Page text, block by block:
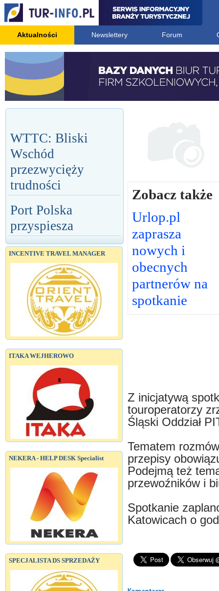
Aktualności Newslettery Forum
WTTC: Bliski
Wschód
przezwycięży
trudności
Port Polska
przyspiesza
INCENTIVE TRAVEL MANAGER
ITAKA WEJHEROWO
NEKERA - HELP DESK Specialist
SPECJALISTA DS SPRZEDAŻY
Zobacz także
Urlop.pl
zaprasza
nowych i
obecnych
partnerów na
spotkanie
Z inicjatywą
touroperatorzy
Śląski Oddział
Tematem
przepisy
Podejmą też
przewoźników i
Spotkanie
Katowicach o